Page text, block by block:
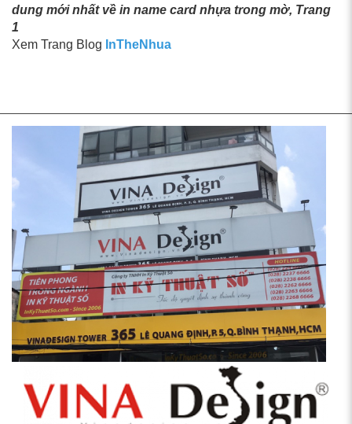
dung mới nhất về in name card nhựa trong mờ, Trang
1
Xem Trang Blog InTheNhua